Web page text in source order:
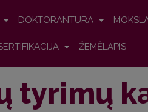
DOKTORANTŪRA
ŽEMĖLAPIS
tyrimų